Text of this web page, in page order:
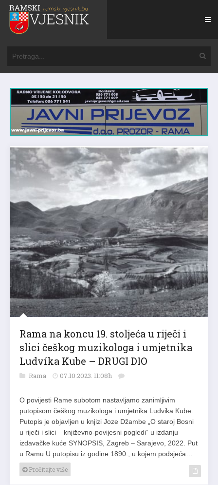
Rama na koncu 19. stoljeća u riječi i
slici češkog muzikologa i umjetnika
Ludvíka Kube – DRUGI DIO
Rama 07.10.2023. 11:08h
O povijesti Rame subotom nastavljamo zanimljivim
putopisom češkog muzikologa i umjetnika Ludvika Kube.
Putopis je objavljen u knjizi Joze Džambe „O staroj Bosni
u riječi i slici – književno-povijesni pogledi“ u izdanju
izdavačke kuće SYNOPSIS, Zagreb – Sarajevo, 2022. Put
u Ramu U putopisu iz godine 1890., u kojem podsjeća…
Pročitajte više